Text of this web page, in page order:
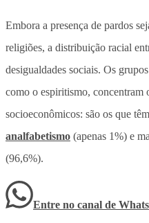
Embora a presença de pardos
religiões, a distribuição racial
desigualdades sociais. Os
como o espiritismo, concentram
socioeconômicos: são os que
analfabetismo (apenas 1%) e
(96,6%).
Entre no canal de